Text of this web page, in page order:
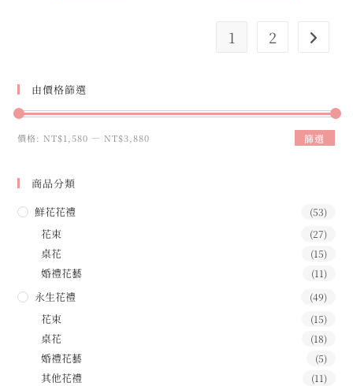
1 2
由價格篩選
篩選
價格: NT$1,580 — NT$3,880
商品分類
鮮花花禮
(53)
花束 (27)
桌花 (15)
婚禮花藝 (11)
永生花禮 (49)
花束 (15)
桌花 (18)
婚禮花藝 (5)
其他花禮 (11)